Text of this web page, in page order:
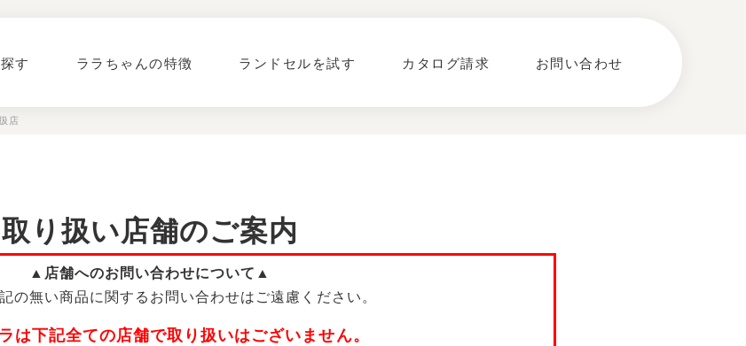
す ララちゃんの特徴 ランドセルを試す カタログ請求 お問い合わせ
店
取り扱い店舗のご案内
▲店舗へのお問い合わせについて▲
の無い商品に関するお問い合わせはご遠慮ください。
は下記全ての店舗で取り扱いはございません。